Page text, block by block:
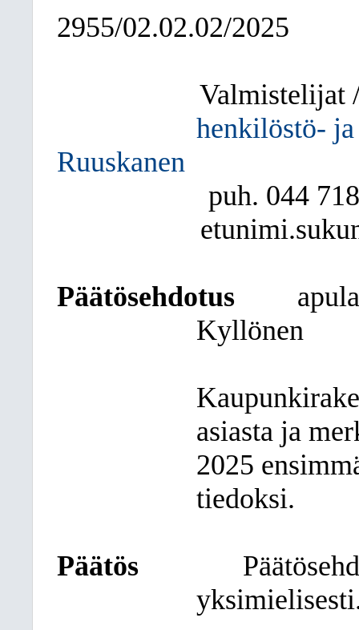
2955/02.02.02/2025
Valmistelijat
henkilöstö-
Ruuskanen
puh. 044
Päätösehdotus
Kyllönen
asiasta ja
2025
tiedoksi.
Päätös